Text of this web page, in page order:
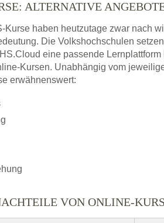
ALTERNATIVE
Kurse haben heutzutage zwar nach
Die Volkshochschulen
eine passende
Kursen. Unabhängig vom
erwähnenswert:
VON ONLINE-